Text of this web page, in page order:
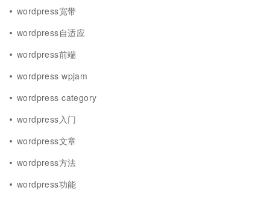
wordpress宽带
wordpress自适应
wordpress前端
wordpress wpjam
wordpress category
wordpress入门
wordpress文章
wordpress方法
wordpress功能